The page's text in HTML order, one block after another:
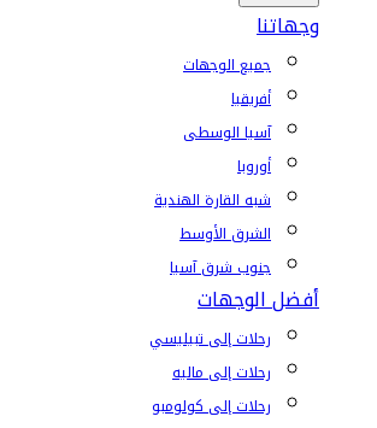
وجهاتنا
جميع الوجهات
أفريقيا
آسيا الوسطى
أوروبا
شبه القارة الهندية
الشرق الأوسط
جنوب شرق آسيا
أفضل الوجهات
رحلات إلى تبيليسي
رحلات إلى ماليه
رحلات إلى كولومبو